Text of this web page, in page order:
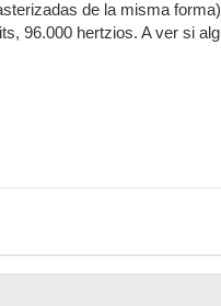
de la misma
96.000 hertzios. A ver si